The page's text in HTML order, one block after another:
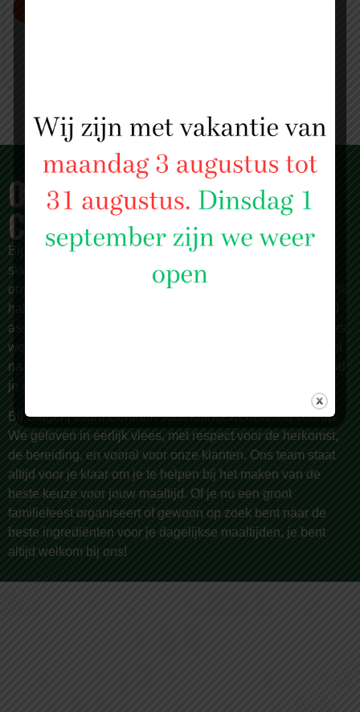
OVER SLAGERIJ ISLAM
CENTRUM
Bij Slagerij Islam Centrum
zijn we meer dan alleen een
slagerij. Al sinds 1987 zijn we een begrip in Rotterdam en
omstreken, bekend om onze zorgvuldige selectie van 100%
halal vlees van de hoogste kwaliteit. Wij bieden een breed
assortiment, met meer dan 150 producten die dagelijks vers
worden bereid door onze vakslagers. Of je nu op zoek bent
naar lamsvlees, rundvlees, kip, of geitenvlees – bij ons vind
je altijd wat je nodig hebt.
Bij Slagerij Islam Centrum staat klanttevredenheid voorop.
We geloven in eerlijk vlees, met respect voor de herkomst,
de bereiding, en vooral voor onze klanten. Ons team staat
altijd voor je klaar om je te helpen bij het maken van de
beste keuze voor jouw maaltijd. Of je nu een groot
familiefeest organiseert of gewoon op zoek bent naar de
beste ingrediënten voor je dagelijkse maaltijden, je bent
altijd welkom bij ons!